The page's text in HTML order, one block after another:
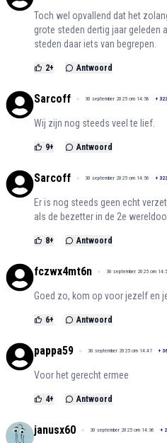
Toch wel opvallend dat het
grote steden dertig jaar geleden
steden daar iets van begrepen.
2+ Antwoord
Sarcoff 30 september 2025 om 14:58 +
Wij zijn nog steeds veel te lief.
9+ Antwoord
Sarcoff 30 september 2025 om 14:56 +
Er is nog steeds geen echt
als de bezetter in de 2e
8+ Antwoord
fczwx4mt6n 30 september 2025 om
Goed zo, kom op voor jezelf en
6+ Antwoord
pappa59 30 september 2025 om 14:47 +
Voor het gerecht ermee
4+ Antwoord
janusx60 30 september 2025 om 14:36 +